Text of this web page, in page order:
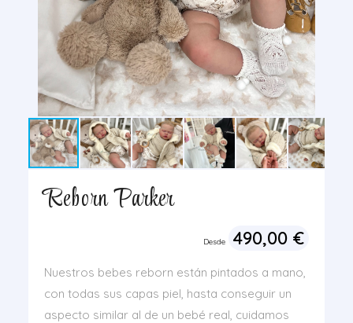
Reborn Parker
Desde 490,00 €
Nuestros bebes reborn están pintados a mano,
con todas sus capas piel, hasta conseguir un
aspecto similar al de un bebé real, cuidamos